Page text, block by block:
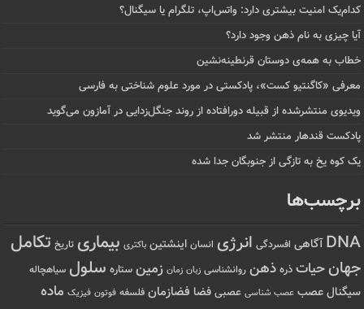
کدام‌یک امنیت بیشتری دارد: واتس‌اپ، تلگرام یا سیگنال؟
آیا چیزی به نام ذهن وجود دارد؟
خطاب به همه‌ی دوستان قرنطینه‌نشین
معرفی «کاگنتیو کست»، پادکستی در مورد علوم شناختی به فارسی
ویدیوی منتشرشده از قبیله دورافتاده‌ از روند جنگل‌زدایی در آمازون می‌گوید
پادکست قندهار منتشر شد
یک کوه یخ به تازگی از جنوبگان جدا شده
برچسب‌ها
DNA آگاهی افسردگی انرژی انسان اینشتین باکتری بیماری تاریخ تکامل
جهانحیات ذره ذهن روانشناسی زبان زمان زمین ستاره سلول سیاهچاله
سیگنال عصب عصب شناسی عصبی فضا فضازمان فلسفه فوتون فیزیک ماده